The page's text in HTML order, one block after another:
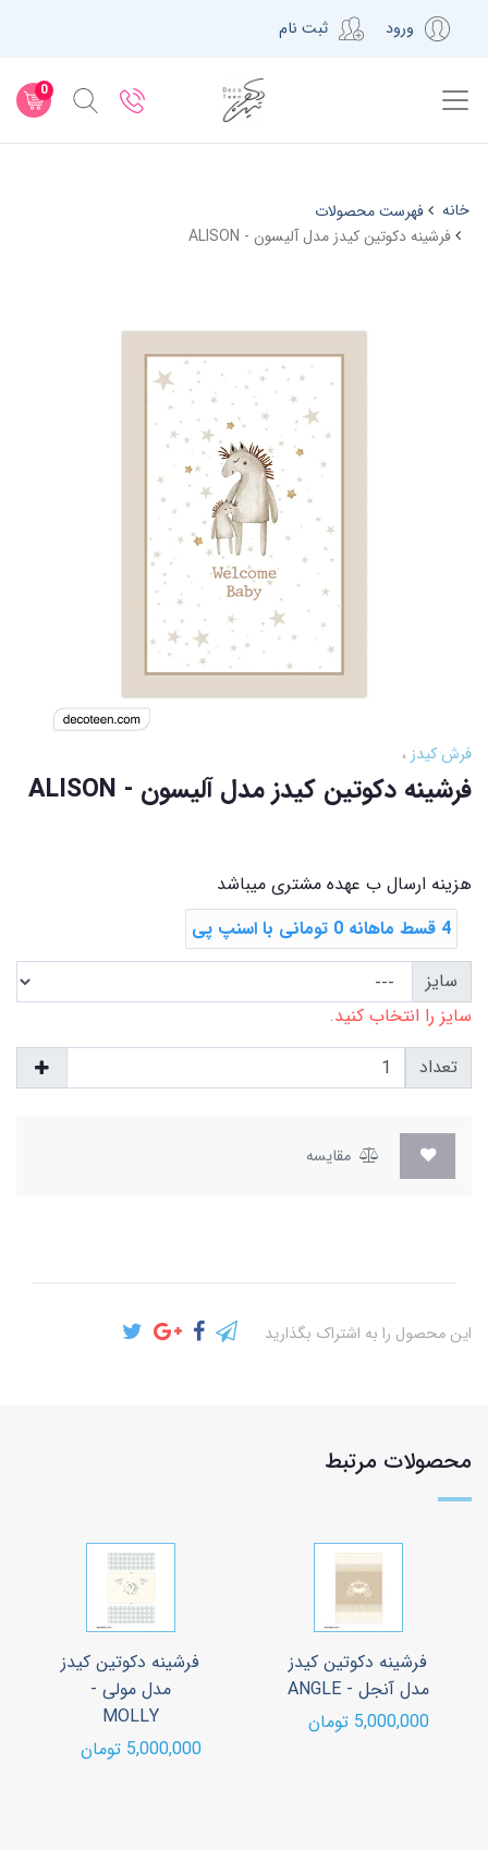
ورود ثبت نام
0
خانه
فهرست محصولات
فرشینه دکوتین کیدز مدل آلیسون - ALISON
فرش کیدز
فرشینه دکوتین کیدز مدل آلیسون - ALISON
هزینه ارسال ب عهده مشتری میباشد
4 قسط ماهانه 0 تومانی با اسنپ ‌پی
سایز
سایز را انتخاب کنید.
تعداد
مقایسه
این محصول را به اشتراک بگذارید
محصولات مرتبط
فرشینه دکوتین کیدز
مدل آنجل - ANGLE
5,000,000 تومان
فرشینه دکوتین کیدز
مدل مولی -
MOLLY
5,000,000 تومان